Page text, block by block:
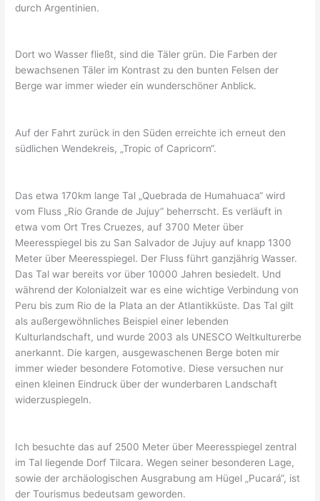
durch Argentinien.
Dort wo Wasser fließt, sind die Täler grün. Die Farben der
bewachsenen Täler im Kontrast zu den bunten Felsen der
Berge war immer wieder ein wunderschöner Anblick.
Auf der Fahrt zurück in den Süden erreichte ich erneut den
südlichen Wendekreis, „Tropic of Capricorn“.
Das etwa 170km lange Tal „Quebrada de Humahuaca“ wird
vom Fluss „Rio Grande de Jujuy“ beherrscht. Es verläuft in
etwa vom Ort Tres Cruezes, auf 3700 Meter über
Meeresspiegel bis zu San Salvador de Jujuy auf knapp 1300
Meter über Meeresspiegel. Der Fluss führt ganzjährig Wasser.
Das Tal war bereits vor über 10000 Jahren besiedelt. Und
während der Kolonialzeit war es eine wichtige Verbindung von
Peru bis zum Rio de la Plata an der Atlantikküste. Das Tal gilt
als außergewöhnliches Beispiel einer lebenden
Kulturlandschaft, und wurde 2003 als UNESCO Weltkulturerbe
anerkannt. Die kargen, ausgewaschenen Berge boten mir
immer wieder besondere Fotomotive. Diese versuchen nur
einen kleinen Eindruck über der wunderbaren Landschaft
widerzuspiegeln.
Ich besuchte das auf 2500 Meter über Meeresspiegel zentral
im Tal liegende Dorf Tilcara. Wegen seiner besonderen Lage,
sowie der archäologischen Ausgrabung am Hügel „Pucará“, ist
der Tourismus bedeutsam geworden.